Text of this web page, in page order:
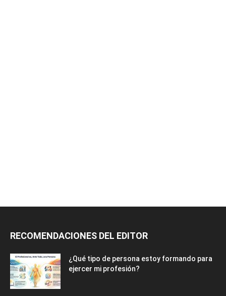
RECOMENDACIONES DEL EDITOR
¿Qué tipo de persona estoy formando para
ejercer mi profesión?